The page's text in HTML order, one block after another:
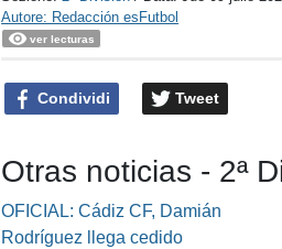
Autore: Redacción esFutbol
ver lecturas
Condividi Tweet
Otras noticias - 2ª
OFICIAL: Cádiz CF, Damián
Rodríguez llega cedido